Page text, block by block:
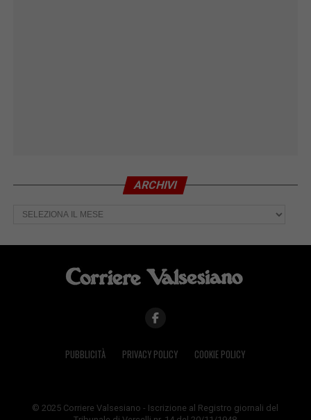
ARCHIVI
Archivi
PUBBLICITÀ PRIVACY POLICY COOKIE POLICY
© 2025 Corriere Valsesiano - Iscrizione al Registro giornali del